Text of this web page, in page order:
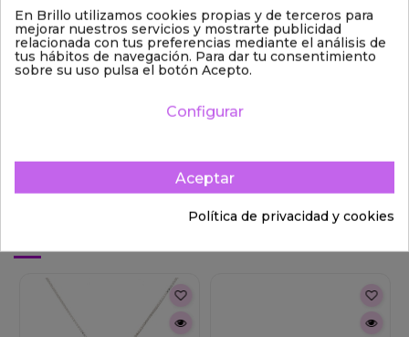
En Brillo utilizamos cookies propias y de terceros para
mejorar nuestros servicios y mostrarte publicidad
relacionada con tus preferencias mediante el análisis de
tus hábitos de navegación. Para dar tu consentimiento
sobre su uso pulsa el botón Acepto.
Configurar
Aceptar
Política de privacidad y cookies